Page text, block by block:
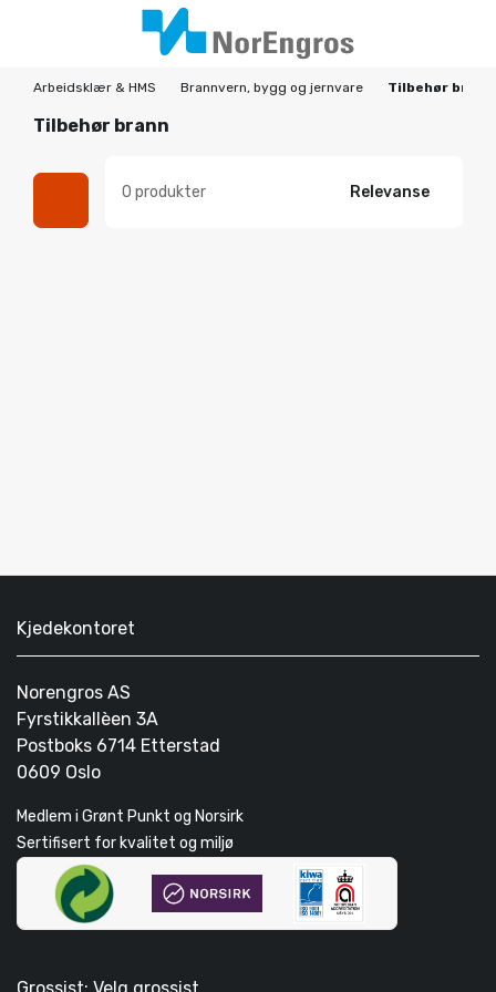
Arbeidsklær & HMS Brannvern, bygg og jernvare Tilbehør brann
Tilbehør brann
0 produkter Relevanse
Kjedekontoret
Norengros AS
Fyrstikkallèen 3A
Postboks 6714 Etterstad
0609 Oslo
Medlem i Grønt Punkt og Norsirk
Sertifisert for kvalitet og miljø